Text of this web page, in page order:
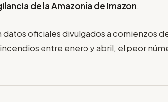
de la Amazonía de Imazon.
datos oficiales divulgados a comienzos
entre enero y abril, el peor